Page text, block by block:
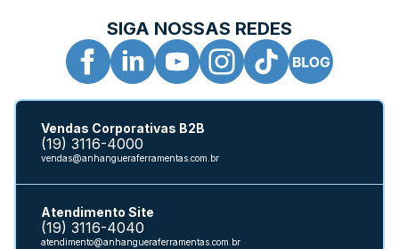
SIGA NOSSAS REDES
Vendas Corporativas B2B
(19) 3116-4000
vendas@anhangueraferramentas.com.br
Atendimento Site
(19) 3116-4040
atendimento@anhangueraferramentas.com.br